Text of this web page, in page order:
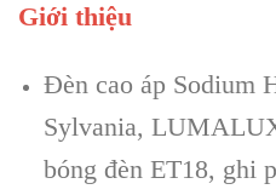
Giới thiệu
Đèn cao áp Sodium
Sylvania,
bóng đèn ET18, ghi